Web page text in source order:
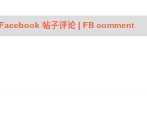
Facebook 帖子评论 | FB comment